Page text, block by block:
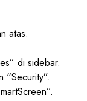
atas.
di sidebar.
“Security”.